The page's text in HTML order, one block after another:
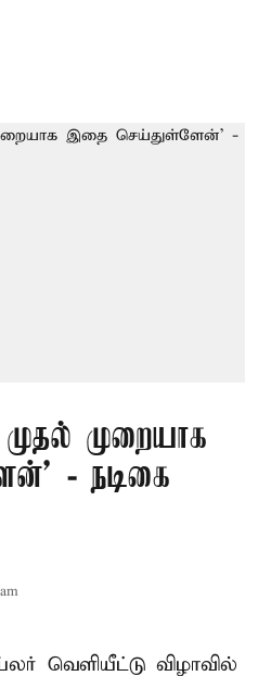
முறையாக
- நடிகை
வெளியீட்டு விழாவில்